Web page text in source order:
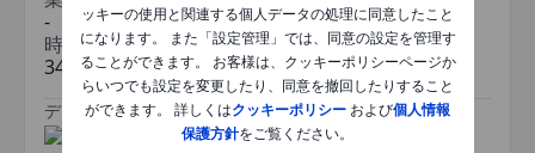
ッキーの使用と関連する個人データの処理に同意したこと
になります。 また「設定管理」では、同意の設定を管理す
ることができます。 お客様は、クッキーポリシーページか
らいつでも設定を変更したり、同意を撤回したりすること
ができます。 詳しくはクッキーポリシー および個人情報
保護方針をご覧ください。
-
時価総額
347bn
データ提供元 /